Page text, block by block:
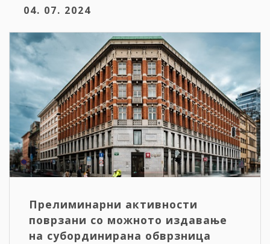
04. 07. 2024
Прелиминарни активности
поврзани со можното издавање
на субординирана обврзница